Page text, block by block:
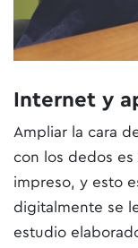
Internet y
Ampliar la cara
con los dedos
impreso, y esto
digitalmente se
estudio